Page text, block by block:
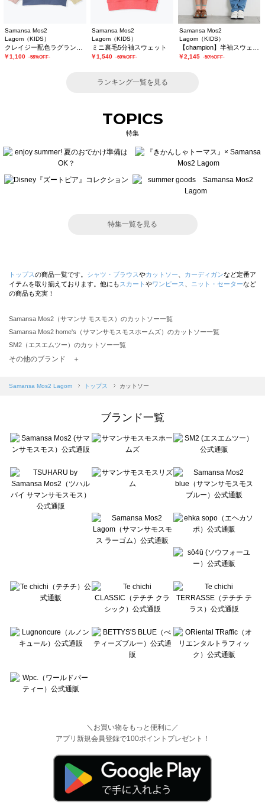
Samansa Mos2
Lagom（KIDS）
￥1,100 -58%OFF-
Samansa Mos2
Lagom（KIDS）
ミニ裏毛5分袖スウェット
￥1,540 -60%OFF-
Samansa Mos2
Lagom（KIDS）
￥2,145 -50%OFF-
ランキング一覧を見る
TOPICS
特集
特集一覧を見る
トップスの商品一覧です。 シャツ・ブラウスやカットソー カーディガンなど定番ア
イテムを取り揃えております。他にも スカート やワンピース ニット・セーターなど
の商品も充実！
Samansa Mos2（サマンサ モスモス）のカットソー一覧
Samansa Mos2 home's（サマンサモスモスホームズ）のカットソー一覧
SM2（エスエムツー）のカットソー一覧
TSUHARU by Samansa Mos2（ツハルバイサマンサモスモス）のカットソー一覧
Samansa Mos2 blue（サマンサモスモス ブルー）のカットソー一覧
sō4ū（ソウフォーユー）のカットソー一覧
Te chichi（テチチ）のカットソー一覧
Te chichi CLASSIC（テチチ クラシック）のカットソー一覧
Lugnoncure（ルノンキュール）のカットソー一覧
BETTY'S BLUE（べティーズブルー）のカットソー一覧
Wpc.（ワールドパーティー）のカットソー一覧
その他のブランド ＋
Samansa Mos2 Lagom トップス カットソー
ブランド一覧
＼お買い物をもっと便利に／
アプリ新規会員登録で100ポイントプレゼント！